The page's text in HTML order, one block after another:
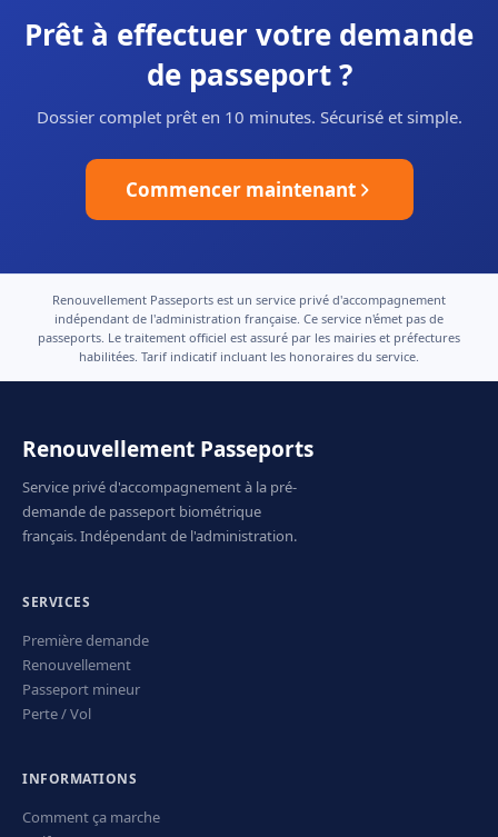
Prêt à effectuer votre demande
de passeport ?
Dossier complet prêt en 10 minutes. Sécurisé et simple.
Commencer maintenant
Renouvellement Passeports est un service privé d'accompagnement
indépendant de l'administration française. Ce service n'émet pas de
passeports. Le traitement officiel est assuré par les mairies et préfectures
habilitées. Tarif indicatif incluant les honoraires du service.
Renouvellement Passeports
Service privé d'accompagnement à la pré-
demande de passeport biométrique
français. Indépendant de l'administration.
SERVICES
Première demande
Renouvellement
Passeport mineur
Perte / Vol
INFORMATIONS
Comment ça marche